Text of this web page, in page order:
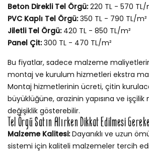
Beton Direkli Tel Örgü:220 TL - 570 TL/
PVC Kaplı Tel Örgü:350 TL - 790 TL/m²
Jiletli Tel Örgü:420 TL - 850 TL/m²
Panel Çit:300 TL - 470 TL/m²
Bu fiyatlar, sadece malzeme
montaj ve kurulum hizmetleri ekstra
Montaj hizmetlerinin ücreti, çitin
büyüklüğüne, arazinin yapısına ve
değişiklik gösterebilir.
Tel Örgü Satın Alırken Dikkat Edilmesi
Malzeme Kalitesi:Dayanıklı ve uzun
sistemi için kaliteli malzemeler tercih